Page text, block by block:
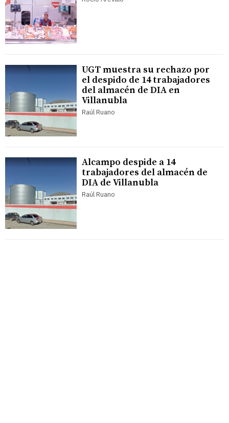
UGT muestra su rechazo por
el despido de 14 trabajadores
del almacén de DIA en
Villanubla
Raúl Ruano
Alcampo despide a 14
trabajadores del almacén de
DIA de Villanubla
Raúl Ruano